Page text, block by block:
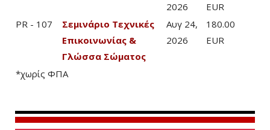
2026
EUR
PR - 107
Σεμινάριο Τεχνικές
Επικοινωνίας &
Γλώσσα Σώματος
Αυγ 24,
2026
180.00
EUR
*χωρίς ΦΠΑ